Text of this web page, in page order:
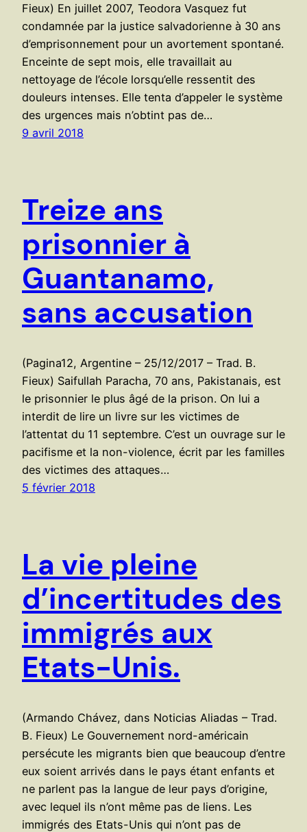
Fieux) En juillet 2007, Teodora Vasquez fut
condamnée par la justice salvadorienne à 30 ans
d’emprisonnement pour un avortement spontané.
Enceinte de sept mois, elle travaillait au
nettoyage de l’école lorsqu’elle ressentit des
douleurs intenses. Elle tenta d’appeler le système
des urgences mais n’obtint pas de…
9 avril 2018
Treize ans
prisonnier à
Guantanamo,
sans accusation
(Pagina12, Argentine – 25/12/2017 – Trad. B.
Fieux) Saifullah Paracha, 70 ans, Pakistanais, est
le prisonnier le plus âgé de la prison. On lui a
interdit de lire un livre sur les victimes de
l’attentat du 11 septembre. C’est un ouvrage sur le
pacifisme et la non-violence, écrit par les familles
des victimes des attaques…
5 février 2018
La vie pleine
d’incertitudes des
immigrés aux
Etats-Unis.
(Armando Chávez, dans Noticias Aliadas – Trad.
B. Fieux) Le Gouvernement nord-américain
persécute les migrants bien que beaucoup d’entre
eux soient arrivés dans le pays étant enfants et
ne parlent pas la langue de leur pays d’origine,
avec lequel ils n’ont même pas de liens. Les
immigrés des Etats-Unis qui n’ont pas de